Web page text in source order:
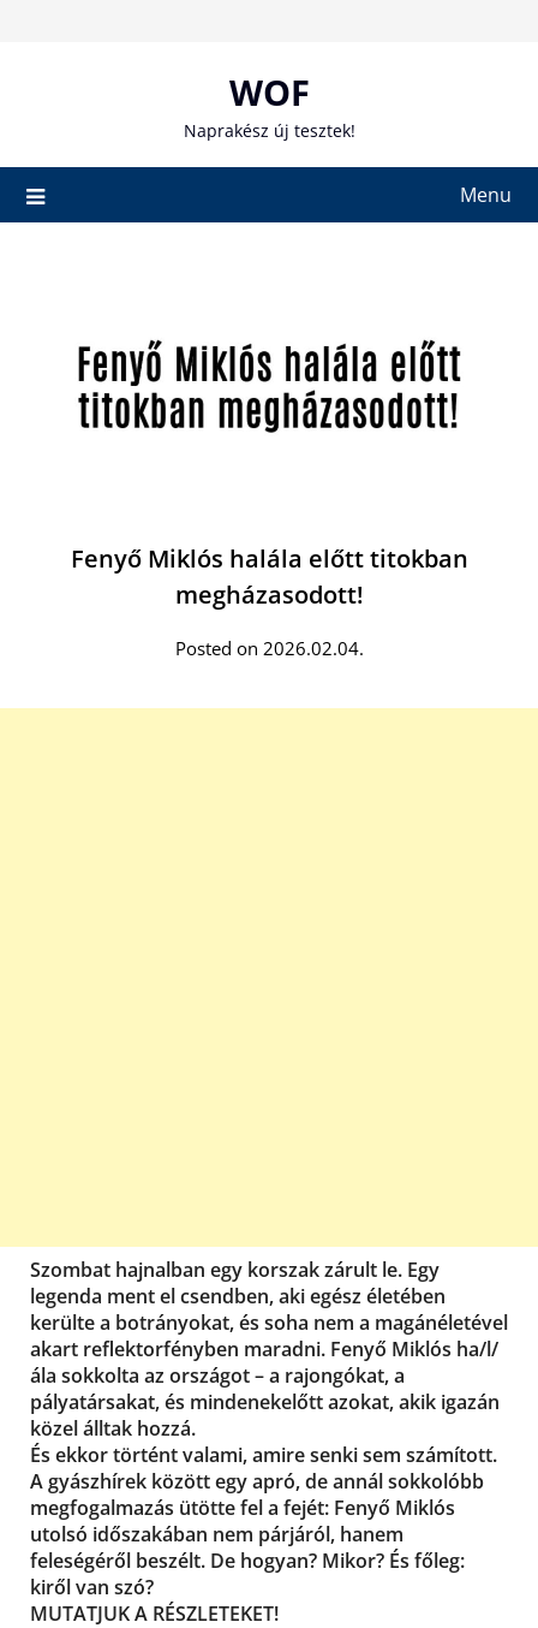
WOF
Naprakész új tesztek!
Menu
Fenyő Miklós halála előtt titokban
megházasodott!
Posted on 2026.02.04.
Szombat hajnalban egy korszak zárult le. Egy
legenda ment el csendben, aki egész életében
kerülte a botrányokat, és soha nem a magánéletével
akart reflektorfényben maradni. Fenyő Miklós ha/l/
ála sokkolta az országot – a rajongókat, a
pályatársakat, és mindenekelőtt azokat, akik igazán
közel álltak hozzá.
És ekkor történt valami, amire senki sem számított.
A gyászhírek között egy apró, de annál sokkolóbb
megfogalmazás ütötte fel a fejét: Fenyő Miklós
utolsó időszakában nem párjáról, hanem
feleségéről beszélt. De hogyan? Mikor? És főleg:
kiről van szó?
MUTATJUK A RÉSZLETEKET!